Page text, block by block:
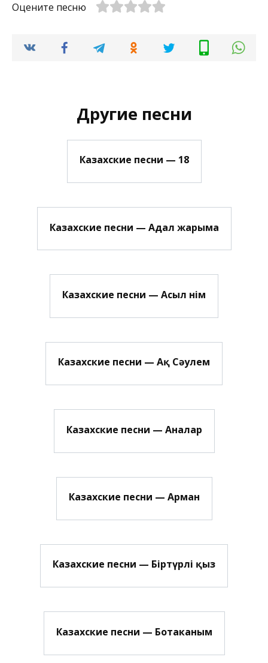
Оцените песню
Другие песни
Казахские песни — 18
Казахские песни — Адал жарыма
Казахские песни — Асыл Әнім
Казахские песни — Ақ Сәулем
Казахские песни — Аналар
Казахские песни — Арман
Казахские песни — Біртүрлі қыз
Казахские песни — Ботаканым